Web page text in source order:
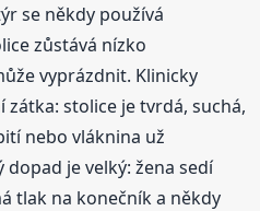
se někdy používá
zůstává nízko
vyprázdnit. Klinicky
stolice je tvrdá, suchá,
nebo vláknina už
je velký: žena sedí
tlak na konečník a někdy